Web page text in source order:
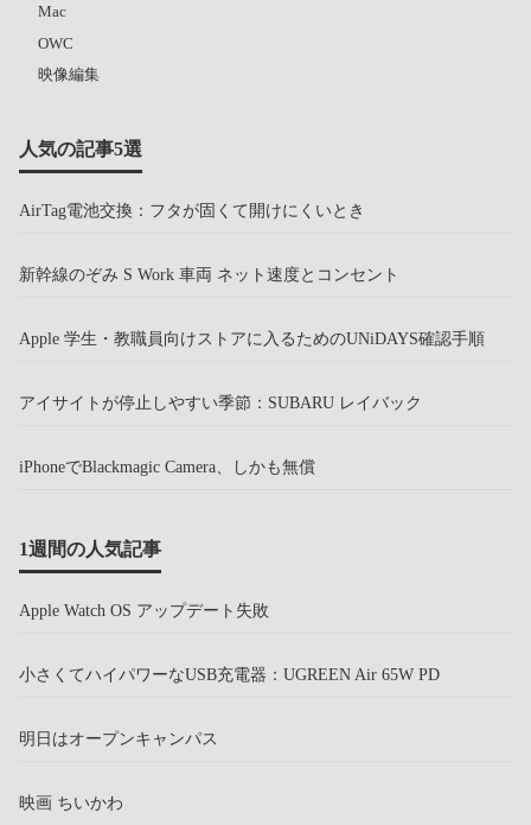
Mac
OWC
映像編集
人気の記事5選
AirTag電池交換：フタが固くて開けにくいとき
新幹線のぞみ S Work 車両 ネット速度とコンセント
Apple 学生・教職員向けストアに入るためのUNiDAYS確認手順
アイサイトが停止しやすい季節：SUBARU レイバック
iPhoneでBlackmagic Camera、しかも無償
1週間の人気記事
Apple Watch OS アップデート失敗
小さくてハイパワーなUSB充電器：UGREEN Air 65W PD
明日はオープンキャンパス
映画 ちいかわ